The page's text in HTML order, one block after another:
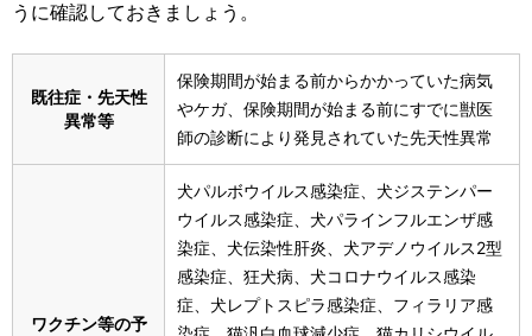
うに確認しておきましょう。
既往症・先天性
異常等
保険期間が始まる前からかかっていた病気
やケガ、保険期間が始まる前にすでに獣医
師の診断により発見されていた先天性異常
ワクチン等の予
犬パルボウイルス感染症、犬ジステンパー
ウイルス感染症、犬パラインフルエンザ感
染症、犬伝染性肝炎、犬アデノウイルス2型
感染症、狂犬病、犬コロナウイルス感染
症、犬レプトスピラ感染症、フィラリア感